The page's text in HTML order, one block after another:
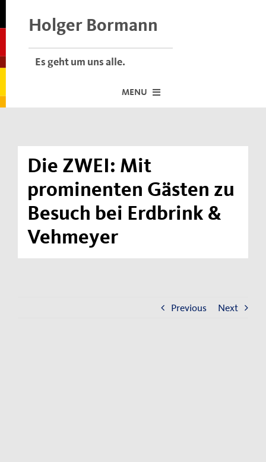
Holger Bormann
Es geht um uns alle.
MENU
Über mich
Dafür stehe ich
Termine vor Ort
Neuigkeiten
Die ZWEI: Mit
prominenten Gästen zu
Besuch bei Erdbrink &
Vehmeyer
Previous Next